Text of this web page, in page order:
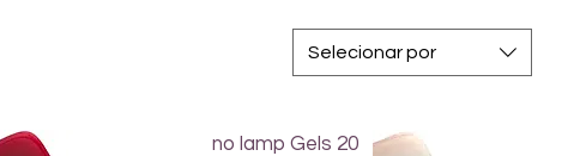
Selecionar por
no lamp Gels 20